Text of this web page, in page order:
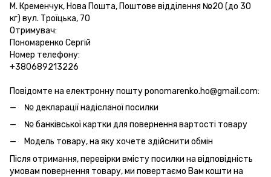
М. Кременчук, Нова Пошта, Поштове відділення №20 (до 30
кг) вул. Троїцька, 70
Отримувач:
Пономаренко Сергій
Номер телефону:
+380689213226
Повідомте на електронну пошту ponomarenko.ho@gmail.com:
№ декларації надісланої посилки
№ банківської картки для повернення вартості товару
Модель товару, на яку хочете здійснити обмін
Після отримання, перевірки вмісту посилки на відповідність
умовам повернення товару, ми повертаємо Вам кошти на